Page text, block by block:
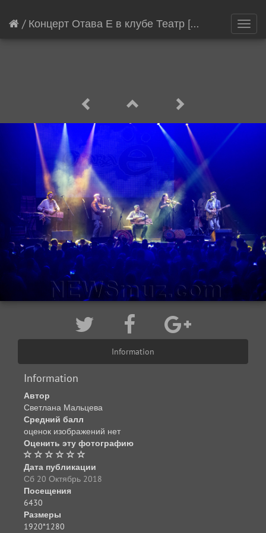
/ Концерт Отава Е в клубе Театр [8123/21145]
Information
Information
Автор
Светлана Мальцева
Средний балл
оценок изображений нет
Оценить эту фотографию
Дата публикации
Сб 20 Октябрь 2018
Посещения
6430
Размеры
1920*1280